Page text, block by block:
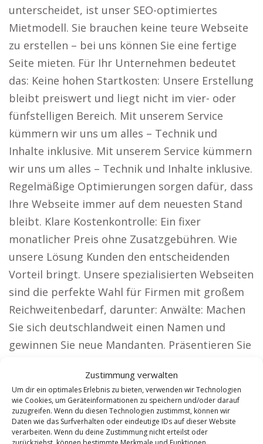
Zustimmung verwalten
Um dir ein optimales Erlebnis zu bieten, verwenden wir Technologien
wie Cookies, um Geräteinformationen zu speichern und/oder darauf
zuzugreifen. Wenn du diesen Technologien zustimmst, können wir
Daten wie das Surfverhalten oder eindeutige IDs auf dieser Website
verarbeiten. Wenn du deine Zustimmung nicht erteilst oder
unterscheidet, ist unser SEO-optimiertes
Mietmodell. Sie brauchen keine teure Webseite
zu erstellen – bei uns können Sie eine fertige
Seite mieten. Für Ihr Unternehmen bedeutet
das: Keine hohen Startkosten: Unsere Erstellung
bleibt preiswert und liegt nicht im vier- oder
fünfstelligen Bereich. Mit unserem Service
kümmern wir uns um alles – Technik und
Inhalte inklusive. Mit unserem Service kümmern
wir uns um alles – Technik und Inhalte inklusive.
Regelmäßige Optimierungen sorgen dafür, dass
Ihre Webseite immer auf dem neuesten Stand
bleibt. Klare Kostenkontrolle: Ein fixer
monatlicher Preis ohne Zusatzgebühren. Wie
unsere Lösung Kunden den entscheidenden
Vorteil bringt. Unsere spezialisierten Webseiten
sind die perfekte Wahl für Firmen mit großem
Reichweitenbedarf, darunter: Anwälte: Machen
Sie sich deutschlandweit einen Namen und
gewinnen Sie neue Mandanten. Präsentieren Sie
Steuerberater: Firmen und Privatpersonen
sollen Ihre Expertise entdecken.
Sicherheitsdienste: Positionieren Sie sich als